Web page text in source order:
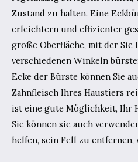
Zustand zu halten. Eine
erleichtern und effizienter
große Oberfläche, mit der Sie
verschiedenen Winkeln
Ecke der Bürste können Sie
Zahnfleisch Ihres Haustiers
ist eine gute Möglichkeit, Ihr
Sie können sie auch
helfen, sein Fell zu entfernen,